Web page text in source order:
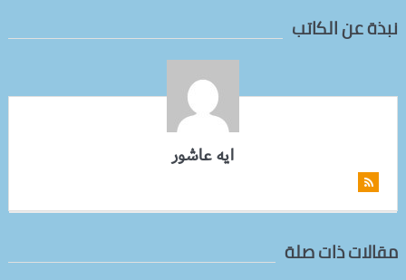
نبذة عن الكاتب
ايه عاشور
مقالات ذات صلة